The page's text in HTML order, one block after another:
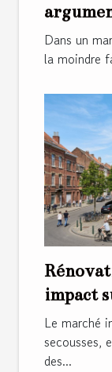
Dans un
la moindre
impact
Le marché
secousses,
des...